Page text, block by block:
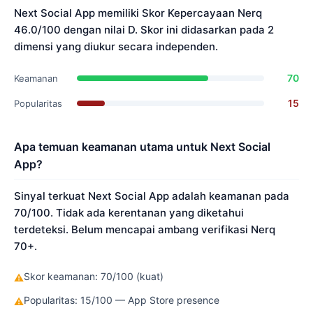
Next Social App memiliki Skor Kepercayaan Nerq
46.0/100 dengan nilai D. Skor ini didasarkan pada 2
dimensi yang diukur secara independen.
Keamanan 70
Popularitas 15
Apa temuan keamanan utama untuk Next Social
App?
Sinyal terkuat Next Social App adalah keamanan pada
70/100. Tidak ada kerentanan yang diketahui
terdeteksi. Belum mencapai ambang verifikasi Nerq
70+.
⚠Skor keamanan: 70/100 (kuat)
⚠Popularitas: 15/100 — App Store presence